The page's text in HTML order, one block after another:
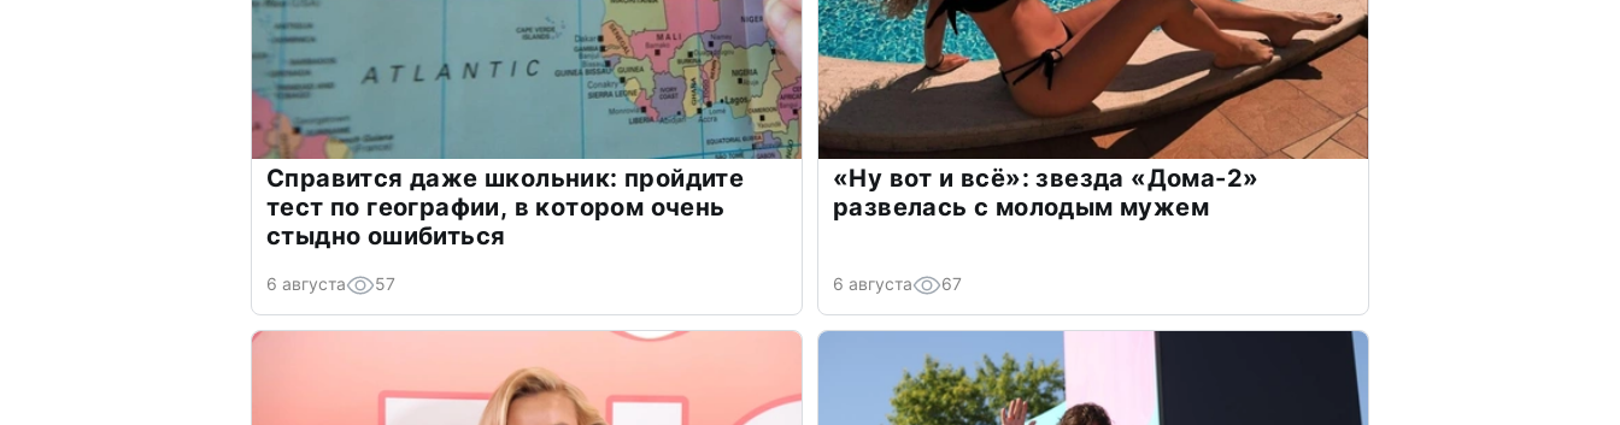
Справится даже школьник: пройдите
тест по географии, в котором очень
стыдно ошибиться
6 августа 57
«Ну вот и всё»: звезда «Дома-2»
развелась с молодым мужем
6 августа 67